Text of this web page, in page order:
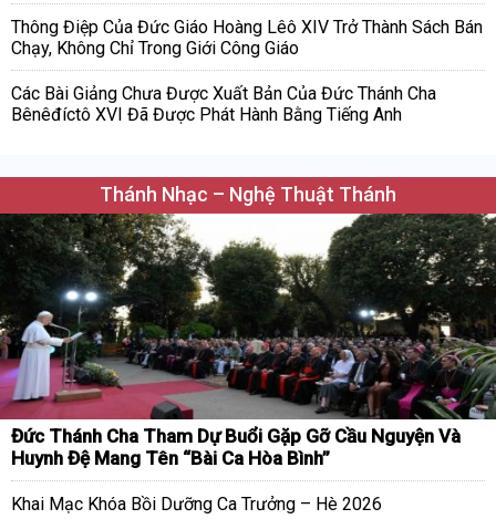
Thông Điệp Của Đức Giáo Hoàng Lêô XIV Trở Thành Sách Bán
Chạy, Không Chỉ Trong Giới Công Giáo
Các Bài Giảng Chưa Được Xuất Bản Của Đức Thánh Cha
Bênêđíctô XVI Đã Được Phát Hành Bằng Tiếng Anh
Thánh Nhạc – Nghệ Thuật Thánh
Đức Thánh Cha Tham Dự Buổi Gặp Gỡ Cầu Nguyện Và
Huynh Đệ Mang Tên “Bài Ca Hòa Bình”
Khai Mạc Khóa Bồi Dưỡng Ca Trưởng – Hè 2026